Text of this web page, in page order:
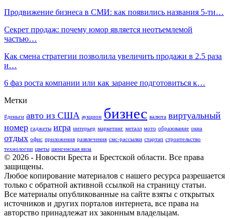
Продвижение бизнеса в СМИ: как появились названия 5-ти…
Секрет продаж: почему юмор является неотъемлемой
частью…
Как смена стратегии позволила увеличить продажи в 2.5 раза
и…
6 фаз роста компании или как заранее подготовиться к…
Метки
#деньги авто из США аукцион бизнес валюта виртуальный
номер гаджеты игра интерьер маркетинг металл мото образование окна
отдых офис приложения развлечения смс-рассылки стартап строительство
технологии цветы шенгенская виза
© 2026 - Новости Бреста и Брестской области. Все права
защищены.
Любое копирование материалов с нашего ресурса разрешается
только с обратной активной ссылкой на страницу статьи.
Все материалы опубликованные на сайте взяты с открытых
источников и других порталов интернета, все права на
авторство принадлежат их законным владельцам.